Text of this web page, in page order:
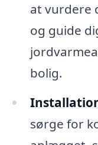
at vurdere
og guide
bolig.
sørge for